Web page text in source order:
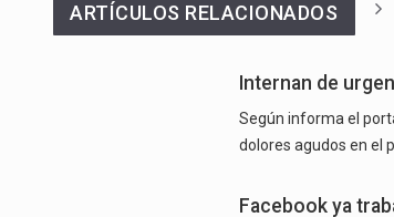
ARTÍCULOS RELACIONADOS
Internan de
Según informa el
dolores agudos en el
Facebook ya